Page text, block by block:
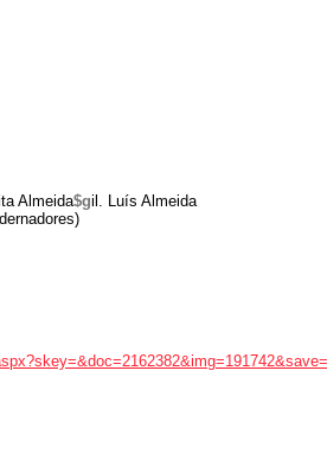
Almeida$gil. Luís Almeida